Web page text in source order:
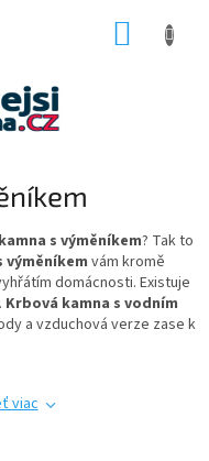
s výměníkem? Tak to
výměníkem vám kromě
domácnosti. Existuje
Krbová kamna s vodním
a vzduchová verze zase k
viac